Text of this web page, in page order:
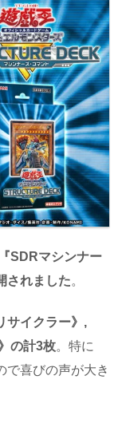
『SDRマシンナー
されました。
サイクラー》,
の計3枚。特に
で喜びの声が大き